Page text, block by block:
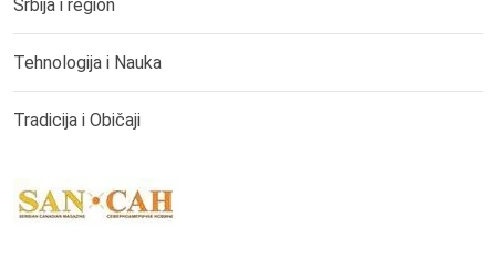
Srbija i region
Tehnologija i Nauka
Tradicija i Običaji